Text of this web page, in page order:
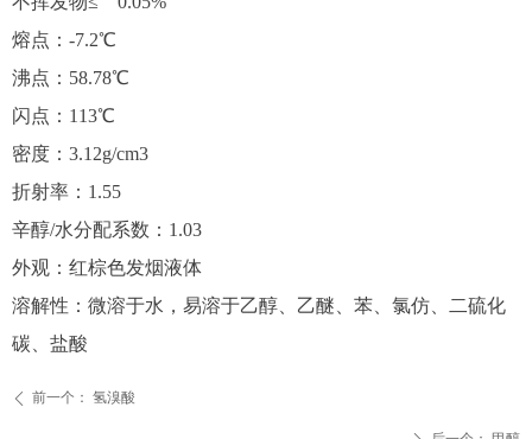
ꄴ 前一个： 氢溴酸
熔点：-7.2℃
沸点：58.78℃
闪点：113℃
密度：3.12g/cm3
折射率：1.55
辛醇/水分配系数：1.03
外观：红棕色发烟液体
溶解性：微溶于水，易溶于乙醇、乙醚、苯、氯仿、二硫化
碳、盐酸